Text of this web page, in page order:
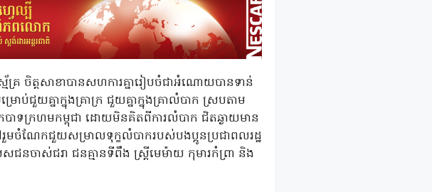
រ ចិត្តសាខាបានសហការគ្នារៀបចំជាអំណោយបានទាន់
ប់ជួយគ្នាក្នុងគ្រាក្រ ជួយគ្នាក្នុងគ្រាលំបាក ស្របតាម
ាទក្រហមកម្ពុជា ដោយមិនគិតពីការលំបាក ជិតឆ្ងាយមាន
ចំណែកជួយសម្រាលទុក្ខលំបាករបស់បងប្អូនប្រជាពលរដ្ឋ
នចាស់ជរា ជនគ្មានទីពឹង ស្ត្រីមេម៉ាយ កុមារកំព្រា និង